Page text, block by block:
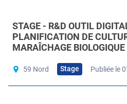
STAGE - R&D OUTIL
PLANIFICATION DE
MARAÎCHAGE
59 Nord Stage Publiée le